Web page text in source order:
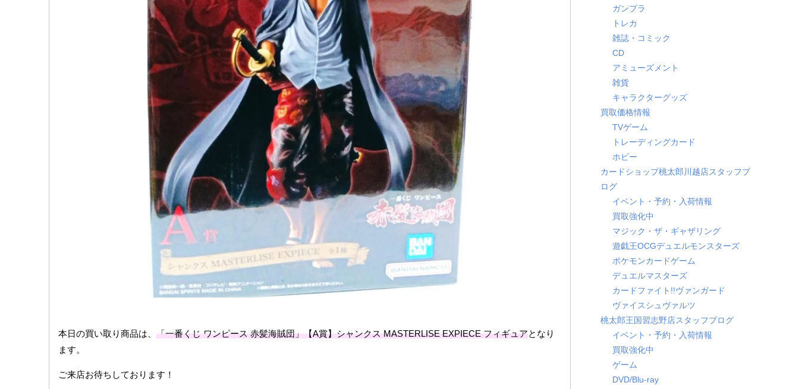
本日の買い取り商品は、 「一番くじ ワンピース 赤髪海賊団」【A賞】シャンクス MASTERLISE EXPIECE フィギュアとなり
ます。
ご来店お待ちしております！
ガンプラ
トレカ
雑誌・コミック
CD
アミューズメント
雑貨
キャラクターグッズ
買取価格情報
TVゲーム
トレーディングカード
ホビー
カードショップ桃太郎川越店スタッフブ
ログ
イベント・予約・入荷情報
買取強化中
マジック・ザ・ギャザリング
遊戯王OCGデュエルモンスターズ
ポケモンカードゲーム
デュエルマスターズ
カードファイト!!ヴァンガード
ヴァイスシュヴァルツ
桃太郎王国習志野店スタッフブログ
イベント・予約・入荷情報
買取強化中
ゲーム
DVD/Blu-ray